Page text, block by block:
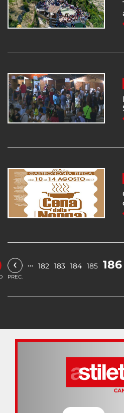
‹
PREC.
… 182 183 184 185 186